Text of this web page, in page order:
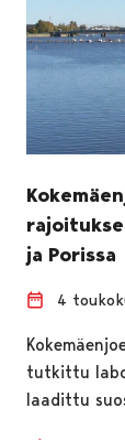
ja Porissa
4
tutkittu
laadittu